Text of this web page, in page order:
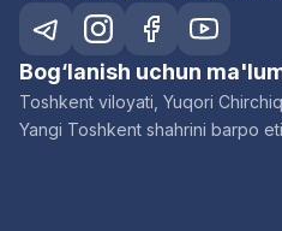
Bog‘lanish uchun
Toshkent viloyati, Yuqori Chirchiq
Yangi Toshkent shahrini barpo